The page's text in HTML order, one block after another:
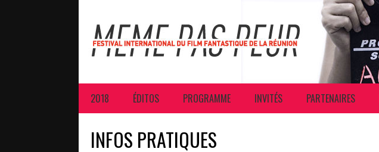
2018 ÉDITOS PROGRAMME INVITÉS PARTENAIRES
INFOS PRATIQUES